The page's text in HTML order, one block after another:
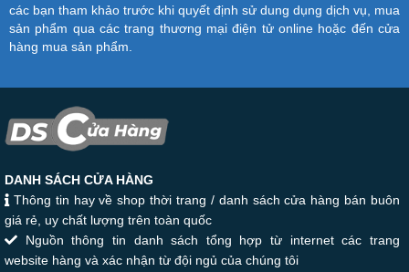
các bạn tham khảo trước khi quyết định sử dung dụng dịch vụ, mua
sản phẩm qua các trang thương mại điện tử online hoặc đến cửa
hàng mua sản phẩm.
DANH SÁCH CỬA HÀNG
Thông tin hay về shop thời trang / danh sách cửa hàng bán buôn
giá rẻ, uy chất lượng trên toàn quốc
Nguồn thông tin danh sách tổng hợp từ internet các trang
website hàng và xác nhận từ đội ngủ của chúng tôi